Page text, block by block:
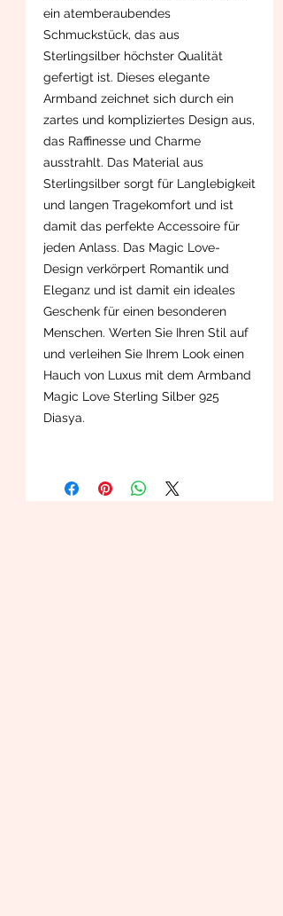
ein atemberaubendes
Schmuckstück, das aus
Sterlingsilber höchster Qualität
gefertigt ist. Dieses elegante
Armband zeichnet sich durch ein
zartes und kompliziertes Design aus,
das Raffinesse und Charme
ausstrahlt. Das Material aus
Sterlingsilber sorgt für Langlebigkeit
und langen Tragekomfort und ist
damit das perfekte Accessoire für
jeden Anlass. Das Magic Love-
Design verkörpert Romantik und
Eleganz und ist damit ein ideales
Geschenk für einen besonderen
Menschen. Werten Sie Ihren Stil auf
und verleihen Sie Ihrem Look einen
Hauch von Luxus mit dem Armband
Magic Love Sterling Silber 925
Diasya.